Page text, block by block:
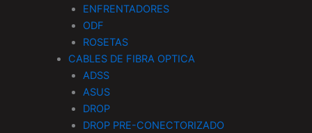
ENFRENTADORES
ODF
ROSETAS
CABLES DE FIBRA OPTICA
ADSS
ASUS
DROP
DROP PRE-CONECTORIZADO